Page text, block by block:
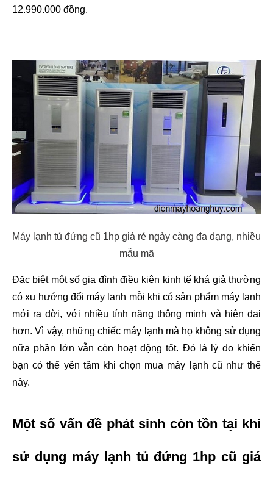
12.990.000 đồng.
Máy lạnh tủ đứng cũ 1hp giá rẻ ngày càng đa dạng, nhiều
mẫu mã
Đặc biệt một số gia đình điều kiện kinh tế khá giả thường
có xu hướng đổi máy lạnh mỗi khi có sản phẩm máy lạnh
mới ra đời, với nhiều tính năng thông minh và hiện đại
hơn. Vì vậy, những chiếc máy lạnh mà họ không sử dụng
nữa phần lớn vẫn còn hoạt động tốt. Đó là lý do khiến
bạn có thể yên tâm khi chọn mua máy lạnh cũ như thế
này.
Một số vấn đề phát sinh còn tồn tại khi
sử dụng máy lạnh tủ đứng 1hp cũ giá